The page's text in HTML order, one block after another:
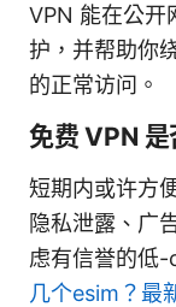
VPN 能在公开
护，并帮助你
的正常访问。
免费 VPN 是
短期内或许方
隐私泄露、广
虑有信誉的低-
几个esim？最